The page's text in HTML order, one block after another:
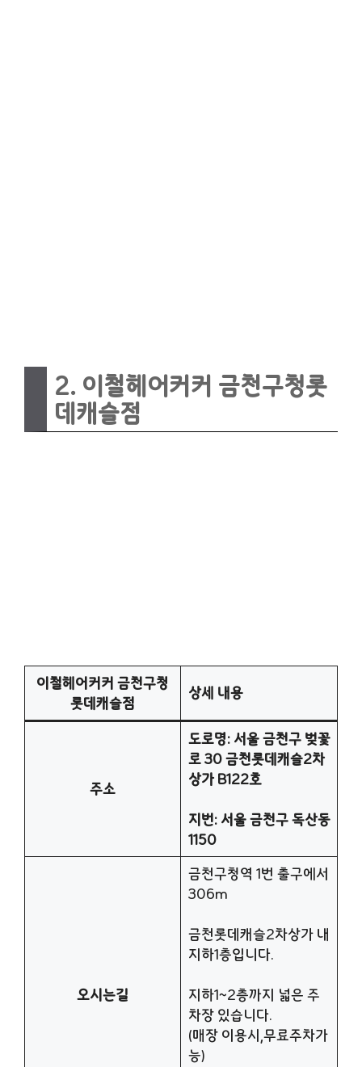
2. 이철헤어커커 금천구청롯
데캐슬점
이철헤어커커 금천구청
롯데캐슬점
상세 내용
주소
도로명: 서울 금천구 벚꽃
로 30 금천롯데캐슬2차
상가 B122호
지번: 서울 금천구 독산동
1150
오시는길
금천구청역 1번 출구에서
306m
금천롯데캐슬2차상가 내
지하1층입니다.
지하1~2층까지 넓은 주
차장 있습니다.
(매장 이용시,무료주차가
능)